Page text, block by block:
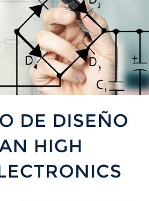
DE DISEÑO
HIGH